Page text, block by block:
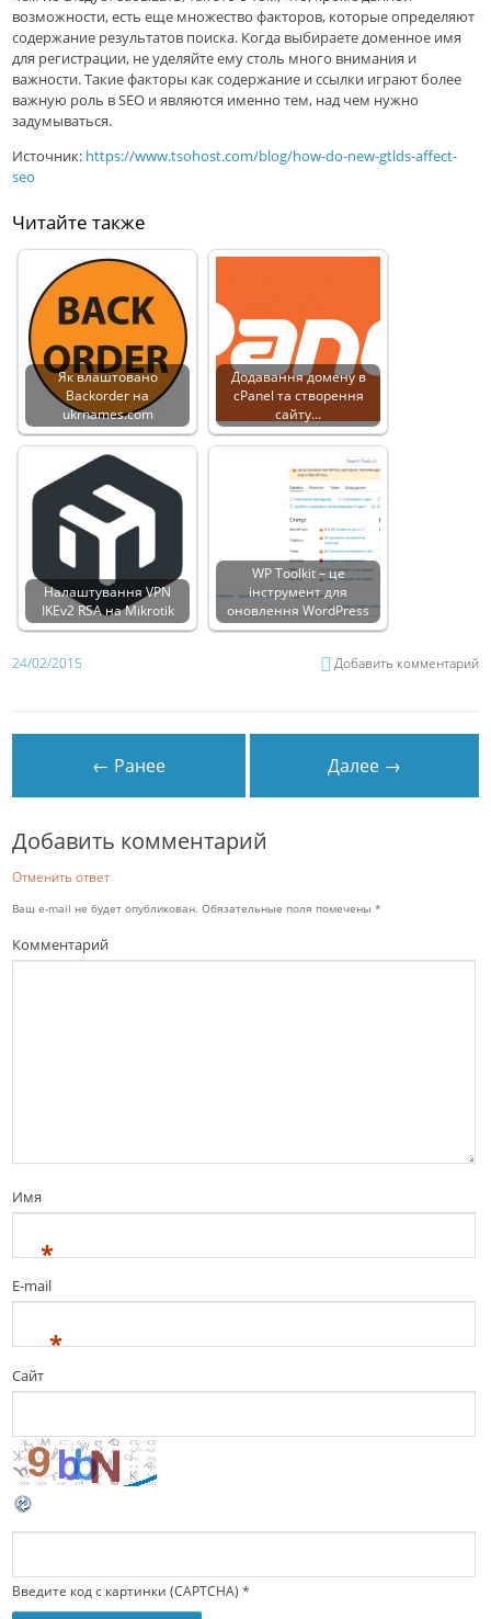
возможности, есть еще множество факторов, которые определяют
содержание результатов поиска. Когда выбираете доменное имя
для регистрации, не уделяйте ему столь много внимания и
важности. Такие факторы как содержание и ссылки играют более
важную роль в SEO и являются именно тем, над чем нужно
задумываться.
Источник: https://www.tsohost.com/blog/how-do-new-gtlds-affect-
seo
Читайте также
Як влаштовано
Backorder на
ukrnames.com
Додавання домену в
cPanel та створення
сайту…
Налаштування VPN
IKEv2 RSA на Mikrotik
WP Toolkit – це
інструмент для
оновлення WordPress
24/02/2015 Добавить комментарий
← Ранее Далее →
Добавить комментарий
Отменить ответ
Ваш e-mail не будет опубликован. Обязательные поля помечены*
Комментарий
Имя
*
E-mail
*
Сайт
Введите код с картинки (CAPTCHA) *